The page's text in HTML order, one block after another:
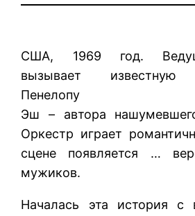
США, 1969 год.
вызывает известную
Пенелопу
Эш – автора
Оркестр играет
сцене появляется …
мужиков.
Началась эта история с